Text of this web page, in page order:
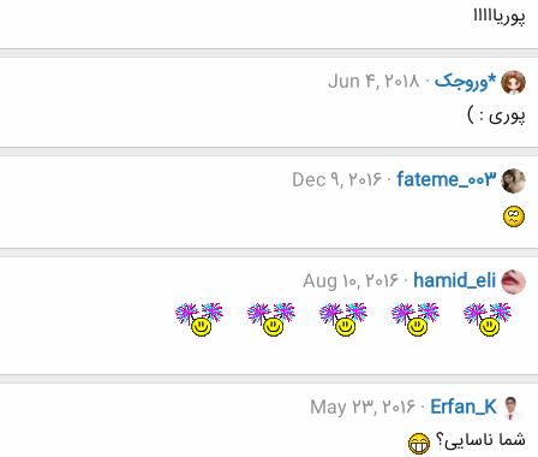
پوریااااا
*وروجک Jun 4, 2018
پوری : )
fateme_003
Dec 9, 2016
hamid_eli
Aug 10, 2016
Erfan_K
May 23, 2016
شما ناسایی؟